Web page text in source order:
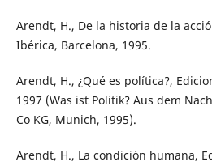
Arendt, H., De la historia de la
Ibérica, Barcelona, 1995.
Arendt, H., ¿Qué es política?,
1997 (Was ist Politik? Aus dem
Co KG, Munich, 1995).
Arendt, H., La condición humana,